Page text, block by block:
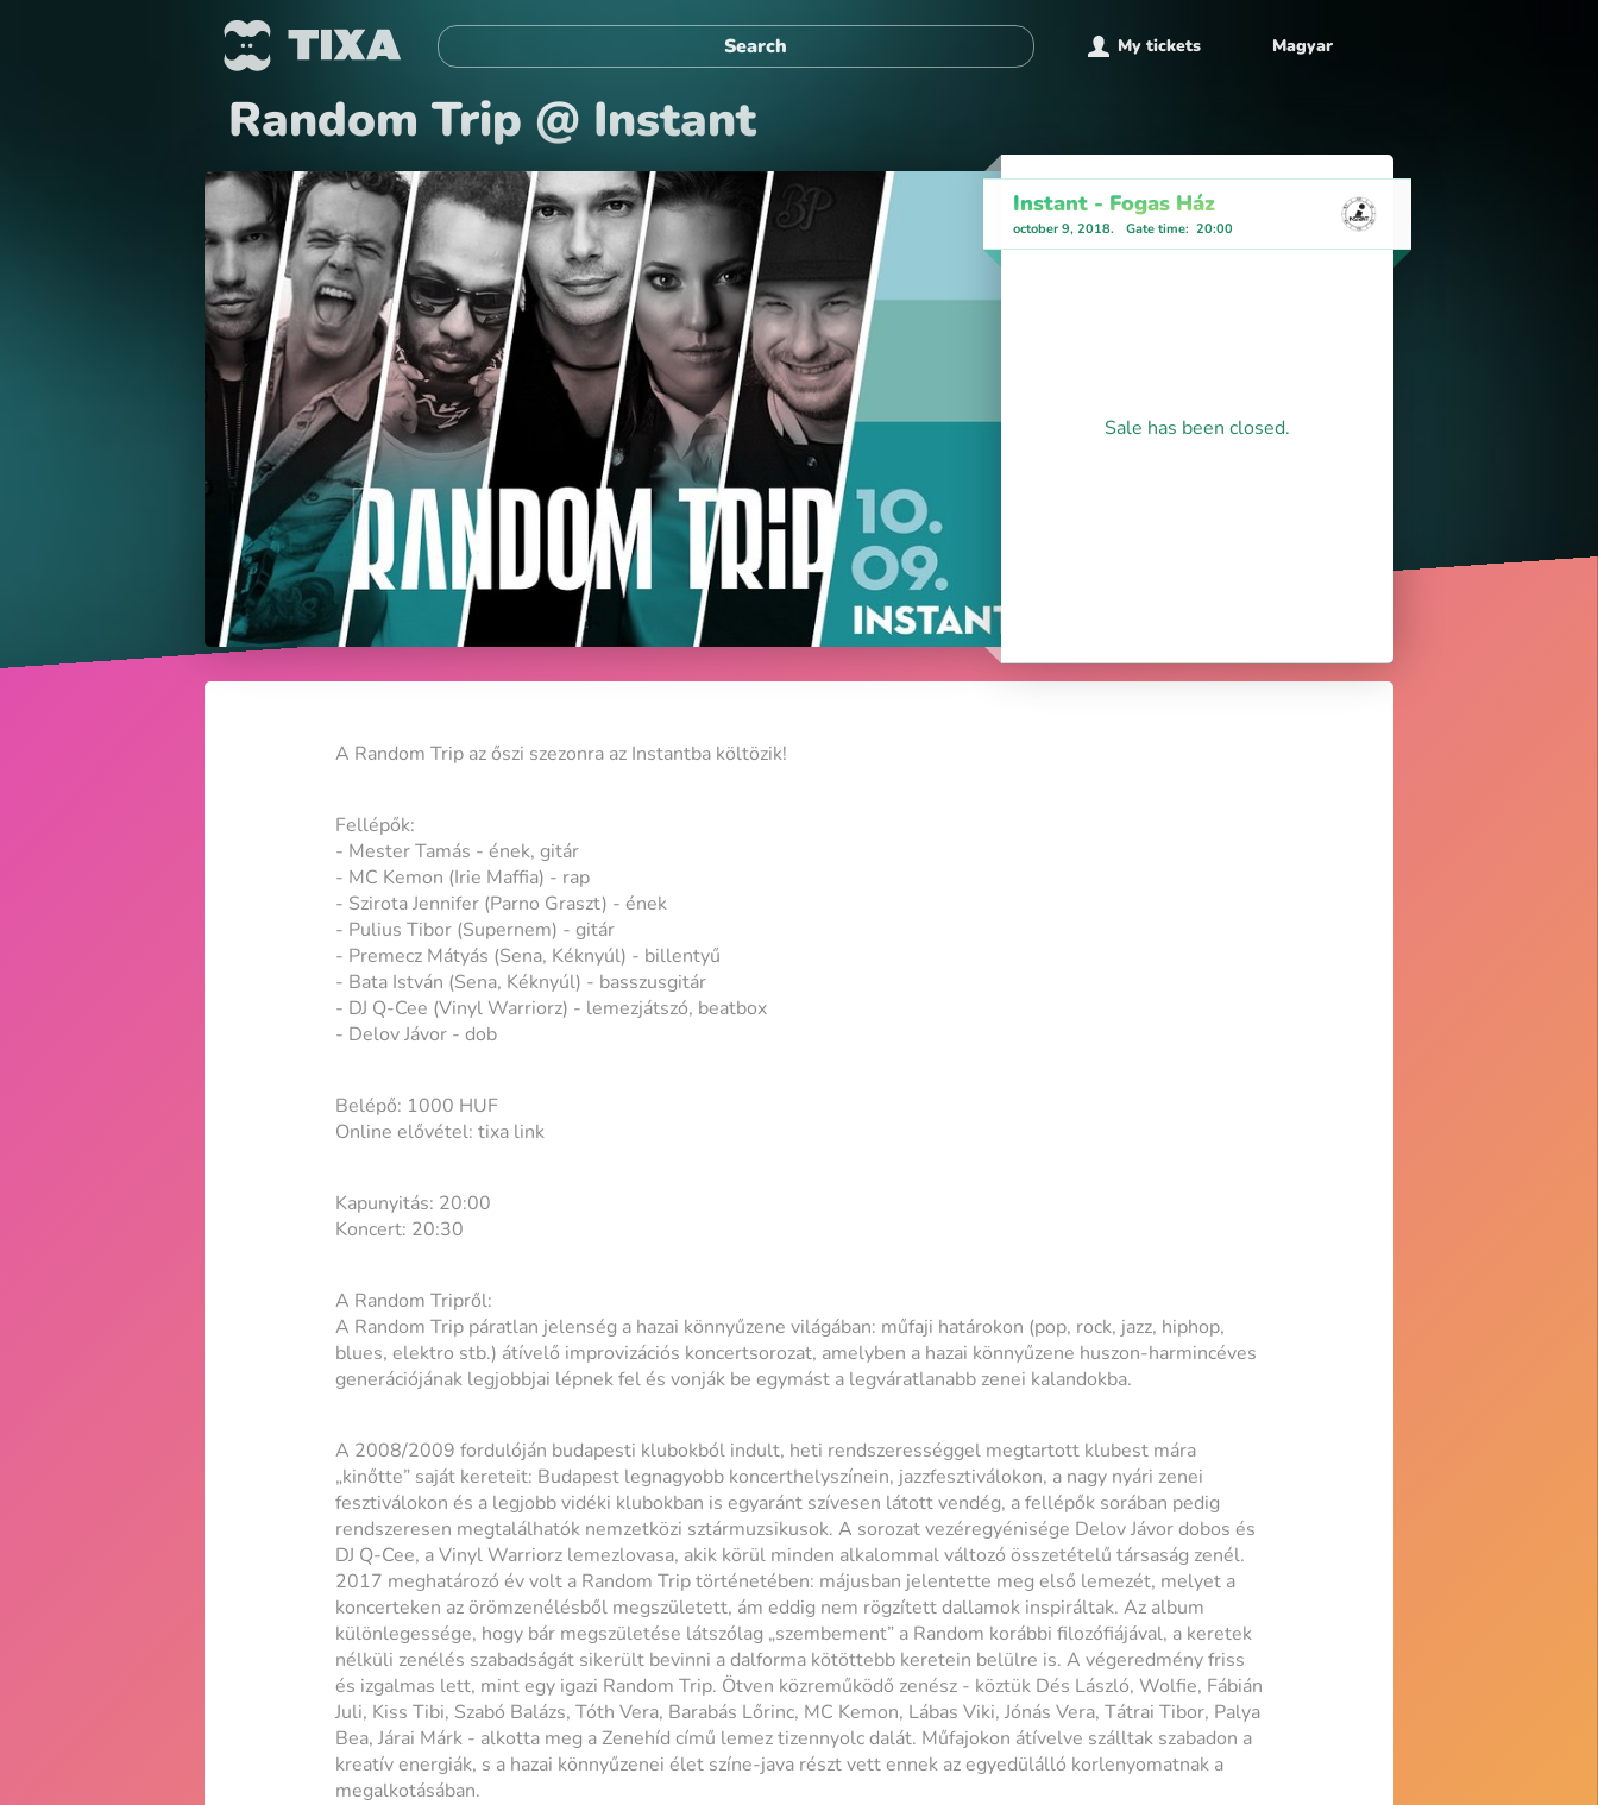
My tickets Magyar
Random Trip @ Instant
Instant - Fogas Ház
october 9, 2018. Gate time: 20:00
Sale has been closed.
A Random Trip az őszi szezonra az Instantba költözik!
Fellépők:
- Mester Tamás - ének, gitár
- MC Kemon (Irie Maffia) - rap
- Szirota Jennifer (Parno Graszt) - ének
- Pulius Tibor (Supernem) - gitár
- Premecz Mátyás (Sena, Kéknyúl) - billentyű
- Bata István (Sena, Kéknyúl) - basszusgitár
- DJ Q-Cee (Vinyl Warriorz) - lemezjátszó, beatbox
- Delov Jávor - dob
Belépő: 1000 HUF
Online elővétel: tixa link
Kapunyitás: 20:00
Koncert: 20:30
A Random Tripről:
A Random Trip páratlan jelenség a hazai könnyűzene világában: műfaji határokon (pop, rock, jazz, hiphop,
blues, elektro stb.) átívelő improvizációs koncertsorozat, amelyben a hazai könnyűzene huszon-harmincéves
generációjának legjobbjai lépnek fel és vonják be egymást a legváratlanabb zenei kalandokba.
A 2008/2009 fordulóján budapesti klubokból indult, heti rendszerességgel megtartott klubest mára
„kinőtte” saját kereteit: Budapest legnagyobb koncerthelyszínein, jazzfesztiválokon, a nagy nyári zenei
fesztiválokon és a legjobb vidéki klubokban is egyaránt szívesen látott vendég, a fellépők sorában pedig
rendszeresen megtalálhatók nemzetközi sztármuzsikusok. A sorozat vezéregyénisége Delov Jávor dobos és
DJ Q-Cee, a Vinyl Warriorz lemezlovasa, akik körül minden alkalommal változó összetételű társaság zenél.
2017 meghatározó év volt a Random Trip történetében: májusban jelentette meg első lemezét, melyet a
koncerteken az örömzenélésből megszületett, ám eddig nem rögzített dallamok inspiráltak. Az album
különlegessége, hogy bár megszületése látszólag „szembement” a Random korábbi filozófiájával, a keretek
nélküli zenélés szabadságát sikerült bevinni a dalforma kötöttebb keretein belülre is. A végeredmény friss
és izgalmas lett, mint egy igazi Random Trip. Ötven közreműködő zenész - köztük Dés László, Wolfie, Fábián
Juli, Kiss Tibi, Szabó Balázs, Tóth Vera, Barabás Lőrinc, MC Kemon, Lábas Viki, Jónás Vera, Tátrai Tibor, Palya
Bea, Járai Márk - alkotta meg a Zenehíd című lemez tizennyolc dalát. Műfajokon átívelve szálltak szabadon a
kreatív energiák, s a hazai könnyűzenei élet színe-java részt vett ennek az egyedülálló korlenyomatnak a
megalkotásában.